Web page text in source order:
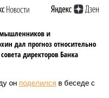
и
дал прогноз относительно
директоров Банка
он поделился в беседе с